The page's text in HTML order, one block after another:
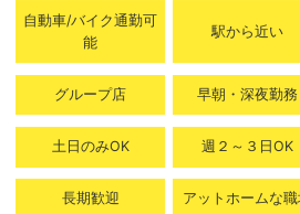
自動車/バイク通勤可
能
駅から近い
グループ店 早朝・深夜勤務
土日のみOK 週２～３日OK
長期歓迎 アットホームな